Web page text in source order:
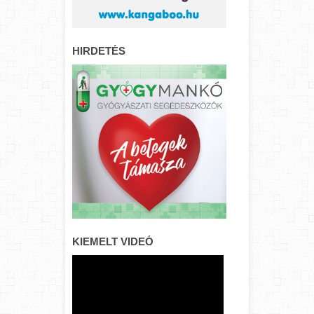
HIRDETÉS
KIEMELT VIDEÓ